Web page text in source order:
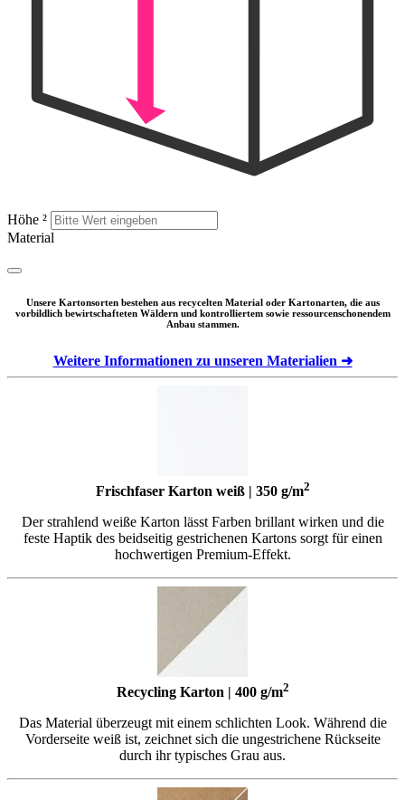
Höhe ²
Material
Unsere Kartonsorten bestehen aus recycelten Material oder Kartonarten, die aus
vorbildlich bewirtschafteten Wäldern und kontrolliertem sowie ressourcenschonendem
Anbau stammen.
Weitere Informationen zu unseren Materialien ➜
Frischfaser Karton weiß | 350 g/m2
Der strahlend weiße Karton lässt Farben brillant wirken und die
feste Haptik des beidseitig gestrichenen Kartons sorgt für einen
hochwertigen Premium-Effekt.
Recycling Karton | 400 g/m2
Das Material überzeugt mit einem schlichten Look. Während die
Vorderseite weiß ist, zeichnet sich die ungestrichene Rückseite
durch ihr typisches Grau aus.